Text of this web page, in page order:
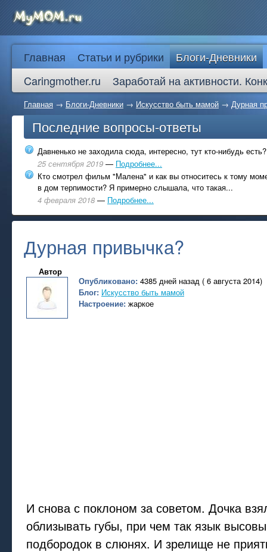
Главная Статьи и рубрики
Блоги-Дневники
Caringmother.ru
Заработай на активности.
Главная → Блоги-Дневники → Искусство быть мамой → Дурная
Последние вопросы-ответы
Давненько не заходила сюда, интересно, тут кто-нибудь есть?
25 сентября 2019 — Подробнее...
Кто смотрел фильм "Малена" и как вы относитесь к тому
в дом терпимости? Я примерно слышала, что такая...
4 февраля 2018 — Подробнее...
Дурная привычка?
Автор
Опубликовано: 4385 дней назад ( 6 августа 2014)
Блог: Искусство быть мамой
Настроение: жаркое
И снова с поклоном за советом. Дочка
облизывать губы, при чем так язык
подбородок в слюнях. И зрелище не